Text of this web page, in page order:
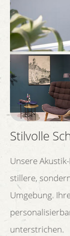
Stilvolle
Unsere
stillere,
Umgebung.
unterstrichen.